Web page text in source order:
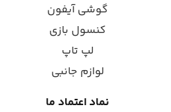
گوشی آیفون
کنسول بازی
لپ تاپ
لوازم جانبی
نماد اعتماد ما